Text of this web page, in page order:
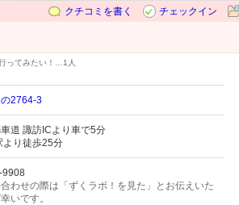
クチコミを書く
チェックイン
ってみたい！… 1人
2764-3
道 諏訪ICより車で5分
より徒歩25分
9908
わせの際は「ずくラボ！を見た」とお伝えいた
いです。